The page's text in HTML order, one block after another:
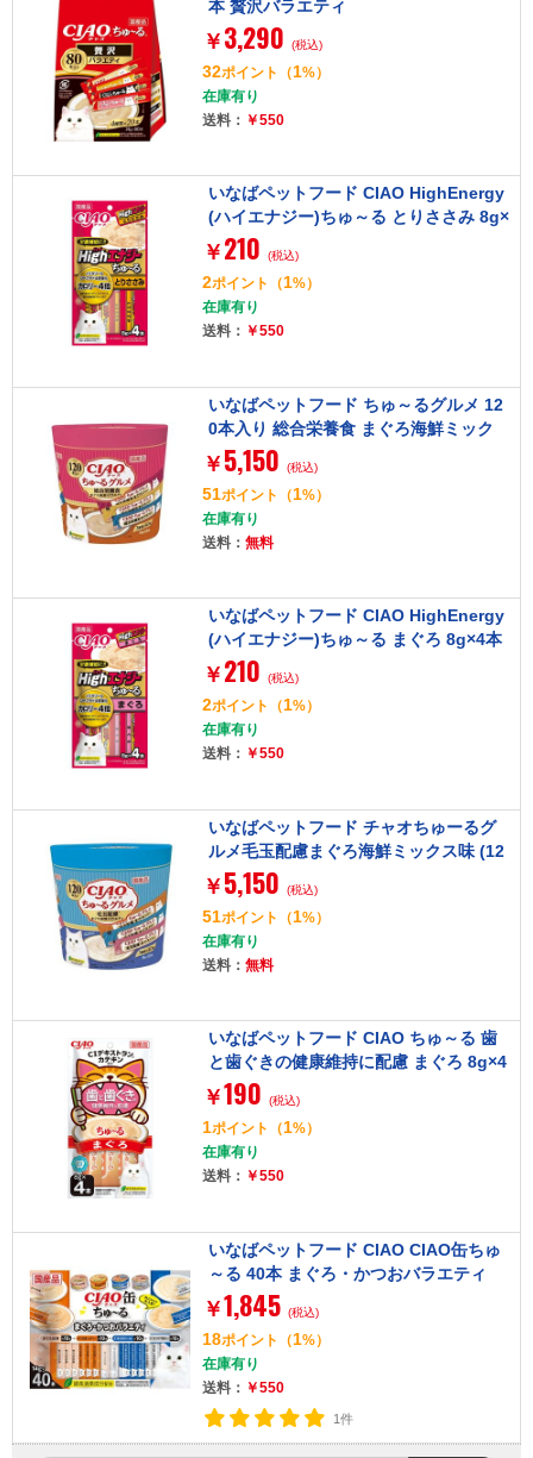
本 贅沢バラエティ
￥ 3,290 (税込)
32ポイント （1%）
在庫有り
送料： ￥550
いなばペットフード CIAO HighEnergy
(ハイエナジー)ちゅ～る とりささみ 8g×
4本
￥ 210 (税込)
2ポイント （1%）
在庫有り
送料： ￥550
いなばペットフード ちゅ～るグルメ 12
0本入り 総合栄養食 まぐろ海鮮ミック
ス味
￥ 5,150 (税込)
51ポイント （1%）
在庫有り
送料： 無料
いなばペットフード CIAO HighEnergy
(ハイエナジー)ちゅ～る まぐろ 8g×4本
￥ 210 (税込)
2ポイント （1%）
在庫有り
送料： ￥550
いなばペットフード チャオちゅーるグ
ルメ毛玉配慮まぐろ海鮮ミックス味 (12
0本)
￥ 5,150 (税込)
51ポイント （1%）
在庫有り
送料： 無料
いなばペットフード CIAO ちゅ～る 歯
と歯ぐきの健康維持に配慮 まぐろ 8g×4
本
￥190 (税込)
1ポイント （1%）
在庫有り
送料： ￥550
いなばペットフード CIAO CIAO缶ちゅ
～る 40本 まぐろ・かつおバラエティ
￥1,845 (税込)
18ポイント （1%）
在庫有り
送料： ￥550
1件